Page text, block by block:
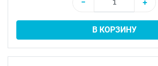
−
+
В КОРЗИНУ